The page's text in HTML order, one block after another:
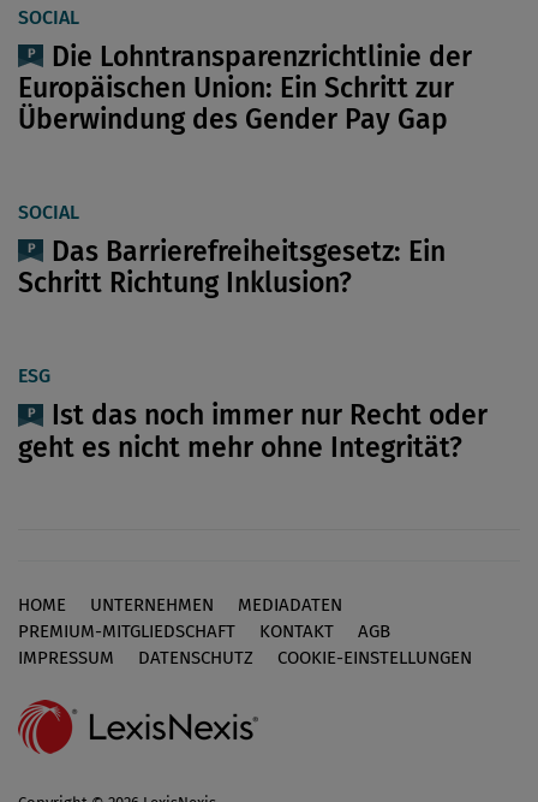
SOCIAL
Die Lohntransparenzrichtlinie der
Europäischen Union: Ein Schritt zur
Überwindung des Gender Pay Gap
SOCIAL
Das Barrierefreiheitsgesetz: Ein
Schritt Richtung Inklusion?
ESG
Ist das noch immer nur Recht oder
geht es nicht mehr ohne Integrität?
Footer
HOME UNTERNEHMEN
MEDIADATEN
PREMIUM-MITGLIEDSCHAFT
KONTAKT
AGB
IMPRESSUM
DATENSCHUTZ COOKIE-EINSTELLUNGEN